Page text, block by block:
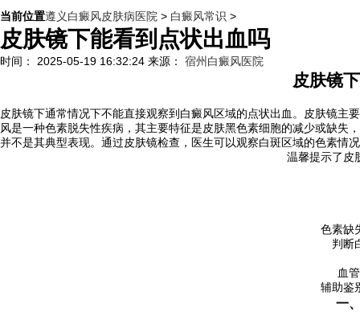
当前位置遵义白癜风皮肤病医院 > 白癜风常识 >
皮肤镜下能看到点状出血吗
时间： 2025-05-19 16:32:24 来源： 宿州白癜风医院
皮肤镜
皮肤镜下通常情况下不能直接观察到白癜风区域的点状出血。皮肤镜
风是一种色素脱失性疾病，其主要特征是皮肤黑色素细胞的减少或缺
并不是其典型表现。通过皮肤镜检查，医生可以观察白斑区域的色素情
温馨提示了皮
色素缺
判断
血
辅助鉴
一